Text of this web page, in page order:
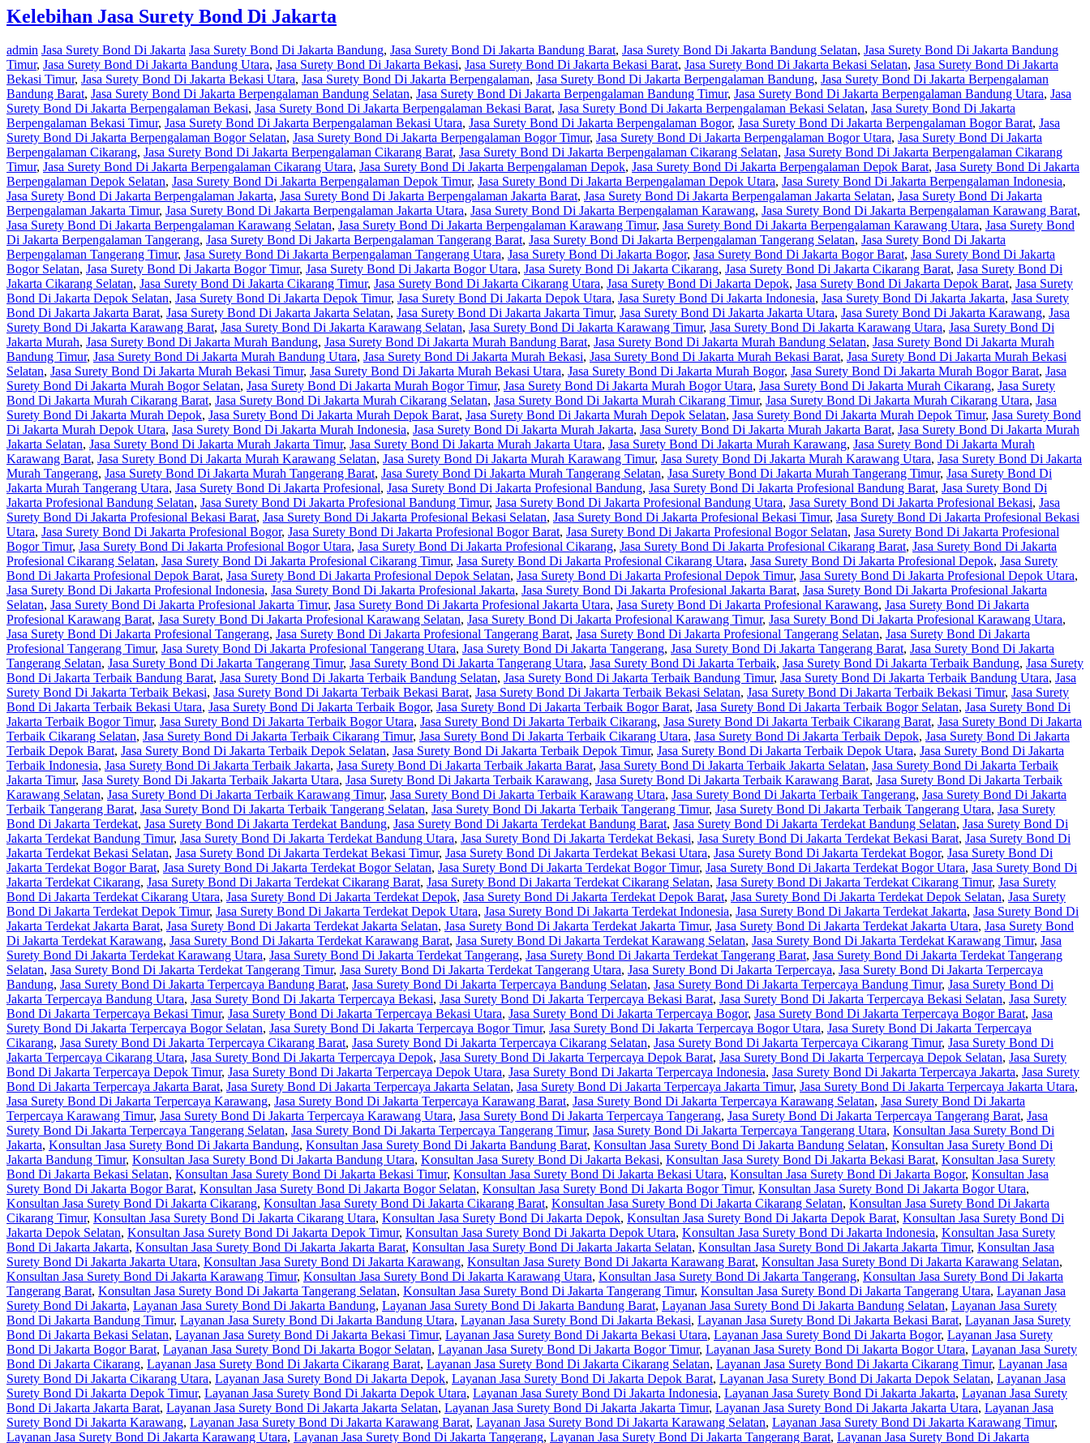
Kelebihan Jasa Surety Bond Di Jakarta
admin Jasa Surety Bond Di Jakarta Jasa Surety Bond Di Jakarta Bandung, Jasa Surety Bond Di Jakarta Bandung Barat, Jasa Surety Bond Di Jakarta Bandung Selatan, Jasa Surety Bond Di Jakarta Bandung
Timur, Jasa Surety Bond Di Jakarta Bandung Utara, Jasa Surety Bond Di Jakarta Bekasi, Jasa Surety Bond Di Jakarta Bekasi Barat, Jasa Surety Bond Di Jakarta Bekasi Selatan, Jasa Surety Bond Di Jakarta
Bekasi Timur, Jasa Surety Bond Di Jakarta Bekasi Utara, Jasa Surety Bond Di Jakarta Berpengalaman, Jasa Surety Bond Di Jakarta Berpengalaman Bandung, Jasa Surety Bond Di Jakarta Berpengalaman
Bandung Barat, Jasa Surety Bond Di Jakarta Berpengalaman Bandung Selatan, Jasa Surety Bond Di Jakarta Berpengalaman Bandung Timur, Jasa Surety Bond Di Jakarta Berpengalaman Bandung Utara, Jasa
Surety Bond Di Jakarta Berpengalaman Bekasi, Jasa Surety Bond Di Jakarta Berpengalaman Bekasi Barat, Jasa Surety Bond Di Jakarta Berpengalaman Bekasi Selatan, Jasa Surety Bond Di Jakarta
Berpengalaman Bekasi Timur, Jasa Surety Bond Di Jakarta Berpengalaman Bekasi Utara, Jasa Surety Bond Di Jakarta Berpengalaman Bogor, Jasa Surety Bond Di Jakarta Berpengalaman Bogor Barat, Jasa
Surety Bond Di Jakarta Berpengalaman Bogor Selatan, Jasa Surety Bond Di Jakarta Berpengalaman Bogor Timur, Jasa Surety Bond Di Jakarta Berpengalaman Bogor Utara, Jasa Surety Bond Di Jakarta
Berpengalaman Cikarang, Jasa Surety Bond Di Jakarta Berpengalaman Cikarang Barat, Jasa Surety Bond Di Jakarta Berpengalaman Cikarang Selatan, Jasa Surety Bond Di Jakarta Berpengalaman Cikarang
Timur, Jasa Surety Bond Di Jakarta Berpengalaman Cikarang Utara, Jasa Surety Bond Di Jakarta Berpengalaman Depok, Jasa Surety Bond Di Jakarta Berpengalaman Depok Barat, Jasa Surety Bond Di Jakarta
Berpengalaman Depok Selatan, Jasa Surety Bond Di Jakarta Berpengalaman Depok Timur, Jasa Surety Bond Di Jakarta Berpengalaman Depok Utara, Jasa Surety Bond Di Jakarta Berpengalaman Indonesia,
Jasa Surety Bond Di Jakarta Berpengalaman Jakarta, Jasa Surety Bond Di Jakarta Berpengalaman Jakarta Barat, Jasa Surety Bond Di Jakarta Berpengalaman Jakarta Selatan, Jasa Surety Bond Di Jakarta
Berpengalaman Jakarta Timur, Jasa Surety Bond Di Jakarta Berpengalaman Jakarta Utara, Jasa Surety Bond Di Jakarta Berpengalaman Karawang, Jasa Surety Bond Di Jakarta Berpengalaman Karawang Barat,
Jasa Surety Bond Di Jakarta Berpengalaman Karawang Selatan, Jasa Surety Bond Di Jakarta Berpengalaman Karawang Timur, Jasa Surety Bond Di Jakarta Berpengalaman Karawang Utara, Jasa Surety Bond
Di Jakarta Berpengalaman Tangerang, Jasa Surety Bond Di Jakarta Berpengalaman Tangerang Barat, Jasa Surety Bond Di Jakarta Berpengalaman Tangerang Selatan, Jasa Surety Bond Di Jakarta
Berpengalaman Tangerang Timur, Jasa Surety Bond Di Jakarta Berpengalaman Tangerang Utara, Jasa Surety Bond Di Jakarta Bogor, Jasa Surety Bond Di Jakarta Bogor Barat, Jasa Surety Bond Di Jakarta
Bogor Selatan, Jasa Surety Bond Di Jakarta Bogor Timur, Jasa Surety Bond Di Jakarta Bogor Utara, Jasa Surety Bond Di Jakarta Cikarang, Jasa Surety Bond Di Jakarta Cikarang Barat, Jasa Surety Bond Di
Jakarta Cikarang Selatan, Jasa Surety Bond Di Jakarta Cikarang Timur, Jasa Surety Bond Di Jakarta Cikarang Utara, Jasa Surety Bond Di Jakarta Depok, Jasa Surety Bond Di Jakarta Depok Barat, Jasa Surety
Bond Di Jakarta Depok Selatan, Jasa Surety Bond Di Jakarta Depok Timur, Jasa Surety Bond Di Jakarta Depok Utara, Jasa Surety Bond Di Jakarta Indonesia, Jasa Surety Bond Di Jakarta Jakarta, Jasa Surety
Bond Di Jakarta Jakarta Barat, Jasa Surety Bond Di Jakarta Jakarta Selatan, Jasa Surety Bond Di Jakarta Jakarta Timur, Jasa Surety Bond Di Jakarta Jakarta Utara, Jasa Surety Bond Di Jakarta Karawang, Jasa
Surety Bond Di Jakarta Karawang Barat, Jasa Surety Bond Di Jakarta Karawang Selatan, Jasa Surety Bond Di Jakarta Karawang Timur, Jasa Surety Bond Di Jakarta Karawang Utara, Jasa Surety Bond Di
Jakarta Murah, Jasa Surety Bond Di Jakarta Murah Bandung, Jasa Surety Bond Di Jakarta Murah Bandung Barat, Jasa Surety Bond Di Jakarta Murah Bandung Selatan, Jasa Surety Bond Di Jakarta Murah
Bandung Timur, Jasa Surety Bond Di Jakarta Murah Bandung Utara, Jasa Surety Bond Di Jakarta Murah Bekasi, Jasa Surety Bond Di Jakarta Murah Bekasi Barat, Jasa Surety Bond Di Jakarta Murah Bekasi
Selatan, Jasa Surety Bond Di Jakarta Murah Bekasi Timur, Jasa Surety Bond Di Jakarta Murah Bekasi Utara, Jasa Surety Bond Di Jakarta Murah Bogor, Jasa Surety Bond Di Jakarta Murah Bogor Barat, Jasa
Surety Bond Di Jakarta Murah Bogor Selatan, Jasa Surety Bond Di Jakarta Murah Bogor Timur, Jasa Surety Bond Di Jakarta Murah Bogor Utara, Jasa Surety Bond Di Jakarta Murah Cikarang, Jasa Surety
Bond Di Jakarta Murah Cikarang Barat, Jasa Surety Bond Di Jakarta Murah Cikarang Selatan, Jasa Surety Bond Di Jakarta Murah Cikarang Timur, Jasa Surety Bond Di Jakarta Murah Cikarang Utara, Jasa
Surety Bond Di Jakarta Murah Depok, Jasa Surety Bond Di Jakarta Murah Depok Barat, Jasa Surety Bond Di Jakarta Murah Depok Selatan, Jasa Surety Bond Di Jakarta Murah Depok Timur, Jasa Surety Bond
Di Jakarta Murah Depok Utara, Jasa Surety Bond Di Jakarta Murah Indonesia, Jasa Surety Bond Di Jakarta Murah Jakarta, Jasa Surety Bond Di Jakarta Murah Jakarta Barat, Jasa Surety Bond Di Jakarta Murah
Jakarta Selatan, Jasa Surety Bond Di Jakarta Murah Jakarta Timur, Jasa Surety Bond Di Jakarta Murah Jakarta Utara, Jasa Surety Bond Di Jakarta Murah Karawang, Jasa Surety Bond Di Jakarta Murah
Karawang Barat, Jasa Surety Bond Di Jakarta Murah Karawang Selatan, Jasa Surety Bond Di Jakarta Murah Karawang Timur, Jasa Surety Bond Di Jakarta Murah Karawang Utara, Jasa Surety Bond Di Jakarta
Murah Tangerang, Jasa Surety Bond Di Jakarta Murah Tangerang Barat, Jasa Surety Bond Di Jakarta Murah Tangerang Selatan, Jasa Surety Bond Di Jakarta Murah Tangerang Timur, Jasa Surety Bond Di
Jakarta Murah Tangerang Utara, Jasa Surety Bond Di Jakarta Profesional, Jasa Surety Bond Di Jakarta Profesional Bandung, Jasa Surety Bond Di Jakarta Profesional Bandung Barat, Jasa Surety Bond Di
Jakarta Profesional Bandung Selatan, Jasa Surety Bond Di Jakarta Profesional Bandung Timur, Jasa Surety Bond Di Jakarta Profesional Bandung Utara, Jasa Surety Bond Di Jakarta Profesional Bekasi, Jasa
Surety Bond Di Jakarta Profesional Bekasi Barat, Jasa Surety Bond Di Jakarta Profesional Bekasi Selatan, Jasa Surety Bond Di Jakarta Profesional Bekasi Timur, Jasa Surety Bond Di Jakarta Profesional Bekasi
Utara, Jasa Surety Bond Di Jakarta Profesional Bogor, Jasa Surety Bond Di Jakarta Profesional Bogor Barat, Jasa Surety Bond Di Jakarta Profesional Bogor Selatan, Jasa Surety Bond Di Jakarta Profesional
Bogor Timur, Jasa Surety Bond Di Jakarta Profesional Bogor Utara, Jasa Surety Bond Di Jakarta Profesional Cikarang, Jasa Surety Bond Di Jakarta Profesional Cikarang Barat, Jasa Surety Bond Di Jakarta
Profesional Cikarang Selatan, Jasa Surety Bond Di Jakarta Profesional Cikarang Timur, Jasa Surety Bond Di Jakarta Profesional Cikarang Utara, Jasa Surety Bond Di Jakarta Profesional Depok, Jasa Surety
Bond Di Jakarta Profesional Depok Barat, Jasa Surety Bond Di Jakarta Profesional Depok Selatan, Jasa Surety Bond Di Jakarta Profesional Depok Timur, Jasa Surety Bond Di Jakarta Profesional Depok Utara,
Jasa Surety Bond Di Jakarta Profesional Indonesia, Jasa Surety Bond Di Jakarta Profesional Jakarta, Jasa Surety Bond Di Jakarta Profesional Jakarta Barat, Jasa Surety Bond Di Jakarta Profesional Jakarta
Selatan, Jasa Surety Bond Di Jakarta Profesional Jakarta Timur, Jasa Surety Bond Di Jakarta Profesional Jakarta Utara, Jasa Surety Bond Di Jakarta Profesional Karawang, Jasa Surety Bond Di Jakarta
Profesional Karawang Barat, Jasa Surety Bond Di Jakarta Profesional Karawang Selatan, Jasa Surety Bond Di Jakarta Profesional Karawang Timur, Jasa Surety Bond Di Jakarta Profesional Karawang Utara,
Jasa Surety Bond Di Jakarta Profesional Tangerang, Jasa Surety Bond Di Jakarta Profesional Tangerang Barat, Jasa Surety Bond Di Jakarta Profesional Tangerang Selatan, Jasa Surety Bond Di Jakarta
Profesional Tangerang Timur, Jasa Surety Bond Di Jakarta Profesional Tangerang Utara, Jasa Surety Bond Di Jakarta Tangerang, Jasa Surety Bond Di Jakarta Tangerang Barat, Jasa Surety Bond Di Jakarta
Tangerang Selatan, Jasa Surety Bond Di Jakarta Tangerang Timur, Jasa Surety Bond Di Jakarta Tangerang Utara, Jasa Surety Bond Di Jakarta Terbaik, Jasa Surety Bond Di Jakarta Terbaik Bandung, Jasa Surety
Bond Di Jakarta Terbaik Bandung Barat, Jasa Surety Bond Di Jakarta Terbaik Bandung Selatan, Jasa Surety Bond Di Jakarta Terbaik Bandung Timur, Jasa Surety Bond Di Jakarta Terbaik Bandung Utara, Jasa
Surety Bond Di Jakarta Terbaik Bekasi, Jasa Surety Bond Di Jakarta Terbaik Bekasi Barat, Jasa Surety Bond Di Jakarta Terbaik Bekasi Selatan, Jasa Surety Bond Di Jakarta Terbaik Bekasi Timur, Jasa Surety
Bond Di Jakarta Terbaik Bekasi Utara, Jasa Surety Bond Di Jakarta Terbaik Bogor, Jasa Surety Bond Di Jakarta Terbaik Bogor Barat, Jasa Surety Bond Di Jakarta Terbaik Bogor Selatan, Jasa Surety Bond Di
Jakarta Terbaik Bogor Timur, Jasa Surety Bond Di Jakarta Terbaik Bogor Utara, Jasa Surety Bond Di Jakarta Terbaik Cikarang, Jasa Surety Bond Di Jakarta Terbaik Cikarang Barat, Jasa Surety Bond Di Jakarta
Terbaik Cikarang Selatan, Jasa Surety Bond Di Jakarta Terbaik Cikarang Timur, Jasa Surety Bond Di Jakarta Terbaik Cikarang Utara, Jasa Surety Bond Di Jakarta Terbaik Depok, Jasa Surety Bond Di Jakarta
Terbaik Depok Barat, Jasa Surety Bond Di Jakarta Terbaik Depok Selatan, Jasa Surety Bond Di Jakarta Terbaik Depok Timur, Jasa Surety Bond Di Jakarta Terbaik Depok Utara, Jasa Surety Bond Di Jakarta
Terbaik Indonesia, Jasa Surety Bond Di Jakarta Terbaik Jakarta, Jasa Surety Bond Di Jakarta Terbaik Jakarta Barat, Jasa Surety Bond Di Jakarta Terbaik Jakarta Selatan, Jasa Surety Bond Di Jakarta Terbaik
Jakarta Timur, Jasa Surety Bond Di Jakarta Terbaik Jakarta Utara, Jasa Surety Bond Di Jakarta Terbaik Karawang, Jasa Surety Bond Di Jakarta Terbaik Karawang Barat, Jasa Surety Bond Di Jakarta Terbaik
Karawang Selatan, Jasa Surety Bond Di Jakarta Terbaik Karawang Timur, Jasa Surety Bond Di Jakarta Terbaik Karawang Utara, Jasa Surety Bond Di Jakarta Terbaik Tangerang, Jasa Surety Bond Di Jakarta
Terbaik Tangerang Barat, Jasa Surety Bond Di Jakarta Terbaik Tangerang Selatan, Jasa Surety Bond Di Jakarta Terbaik Tangerang Timur, Jasa Surety Bond Di Jakarta Terbaik Tangerang Utara, Jasa Surety
Bond Di Jakarta Terdekat, Jasa Surety Bond Di Jakarta Terdekat Bandung, Jasa Surety Bond Di Jakarta Terdekat Bandung Barat, Jasa Surety Bond Di Jakarta Terdekat Bandung Selatan, Jasa Surety Bond Di
Jakarta Terdekat Bandung Timur, Jasa Surety Bond Di Jakarta Terdekat Bandung Utara, Jasa Surety Bond Di Jakarta Terdekat Bekasi, Jasa Surety Bond Di Jakarta Terdekat Bekasi Barat, Jasa Surety Bond Di
Jakarta Terdekat Bekasi Selatan, Jasa Surety Bond Di Jakarta Terdekat Bekasi Timur, Jasa Surety Bond Di Jakarta Terdekat Bekasi Utara, Jasa Surety Bond Di Jakarta Terdekat Bogor, Jasa Surety Bond Di
Jakarta Terdekat Bogor Barat, Jasa Surety Bond Di Jakarta Terdekat Bogor Selatan, Jasa Surety Bond Di Jakarta Terdekat Bogor Timur, Jasa Surety Bond Di Jakarta Terdekat Bogor Utara, Jasa Surety Bond Di
Jakarta Terdekat Cikarang, Jasa Surety Bond Di Jakarta Terdekat Cikarang Barat, Jasa Surety Bond Di Jakarta Terdekat Cikarang Selatan, Jasa Surety Bond Di Jakarta Terdekat Cikarang Timur, Jasa Surety
Bond Di Jakarta Terdekat Cikarang Utara, Jasa Surety Bond Di Jakarta Terdekat Depok, Jasa Surety Bond Di Jakarta Terdekat Depok Barat, Jasa Surety Bond Di Jakarta Terdekat Depok Selatan, Jasa Surety
Bond Di Jakarta Terdekat Depok Timur, Jasa Surety Bond Di Jakarta Terdekat Depok Utara, Jasa Surety Bond Di Jakarta Terdekat Indonesia, Jasa Surety Bond Di Jakarta Terdekat Jakarta, Jasa Surety Bond Di
Jakarta Terdekat Jakarta Barat, Jasa Surety Bond Di Jakarta Terdekat Jakarta Selatan, Jasa Surety Bond Di Jakarta Terdekat Jakarta Timur, Jasa Surety Bond Di Jakarta Terdekat Jakarta Utara, Jasa Surety Bond
Di Jakarta Terdekat Karawang, Jasa Surety Bond Di Jakarta Terdekat Karawang Barat, Jasa Surety Bond Di Jakarta Terdekat Karawang Selatan, Jasa Surety Bond Di Jakarta Terdekat Karawang Timur, Jasa
Surety Bond Di Jakarta Terdekat Karawang Utara, Jasa Surety Bond Di Jakarta Terdekat Tangerang, Jasa Surety Bond Di Jakarta Terdekat Tangerang Barat, Jasa Surety Bond Di Jakarta Terdekat Tangerang
Selatan, Jasa Surety Bond Di Jakarta Terdekat Tangerang Timur, Jasa Surety Bond Di Jakarta Terdekat Tangerang Utara, Jasa Surety Bond Di Jakarta Terpercaya, Jasa Surety Bond Di Jakarta Terpercaya
Bandung, Jasa Surety Bond Di Jakarta Terpercaya Bandung Barat, Jasa Surety Bond Di Jakarta Terpercaya Bandung Selatan, Jasa Surety Bond Di Jakarta Terpercaya Bandung Timur, Jasa Surety Bond Di
Jakarta Terpercaya Bandung Utara, Jasa Surety Bond Di Jakarta Terpercaya Bekasi, Jasa Surety Bond Di Jakarta Terpercaya Bekasi Barat, Jasa Surety Bond Di Jakarta Terpercaya Bekasi Selatan, Jasa Surety
Bond Di Jakarta Terpercaya Bekasi Timur, Jasa Surety Bond Di Jakarta Terpercaya Bekasi Utara, Jasa Surety Bond Di Jakarta Terpercaya Bogor, Jasa Surety Bond Di Jakarta Terpercaya Bogor Barat, Jasa
Surety Bond Di Jakarta Terpercaya Bogor Selatan, Jasa Surety Bond Di Jakarta Terpercaya Bogor Timur, Jasa Surety Bond Di Jakarta Terpercaya Bogor Utara, Jasa Surety Bond Di Jakarta Terpercaya
Cikarang, Jasa Surety Bond Di Jakarta Terpercaya Cikarang Barat, Jasa Surety Bond Di Jakarta Terpercaya Cikarang Selatan, Jasa Surety Bond Di Jakarta Terpercaya Cikarang Timur, Jasa Surety Bond Di
Jakarta Terpercaya Cikarang Utara, Jasa Surety Bond Di Jakarta Terpercaya Depok, Jasa Surety Bond Di Jakarta Terpercaya Depok Barat, Jasa Surety Bond Di Jakarta Terpercaya Depok Selatan, Jasa Surety
Bond Di Jakarta Terpercaya Depok Timur, Jasa Surety Bond Di Jakarta Terpercaya Depok Utara, Jasa Surety Bond Di Jakarta Terpercaya Indonesia, Jasa Surety Bond Di Jakarta Terpercaya Jakarta, Jasa Surety
Bond Di Jakarta Terpercaya Jakarta Barat, Jasa Surety Bond Di Jakarta Terpercaya Jakarta Selatan, Jasa Surety Bond Di Jakarta Terpercaya Jakarta Timur, Jasa Surety Bond Di Jakarta Terpercaya Jakarta Utara,
Jasa Surety Bond Di Jakarta Terpercaya Karawang, Jasa Surety Bond Di Jakarta Terpercaya Karawang Barat, Jasa Surety Bond Di Jakarta Terpercaya Karawang Selatan, Jasa Surety Bond Di Jakarta
Terpercaya Karawang Timur, Jasa Surety Bond Di Jakarta Terpercaya Karawang Utara, Jasa Surety Bond Di Jakarta Terpercaya Tangerang, Jasa Surety Bond Di Jakarta Terpercaya Tangerang Barat, Jasa
Surety Bond Di Jakarta Terpercaya Tangerang Selatan, Jasa Surety Bond Di Jakarta Terpercaya Tangerang Timur, Jasa Surety Bond Di Jakarta Terpercaya Tangerang Utara, Konsultan Jasa Surety Bond Di
Jakarta, Konsultan Jasa Surety Bond Di Jakarta Bandung, Konsultan Jasa Surety Bond Di Jakarta Bandung Barat, Konsultan Jasa Surety Bond Di Jakarta Bandung Selatan, Konsultan Jasa Surety Bond Di
Jakarta Bandung Timur, Konsultan Jasa Surety Bond Di Jakarta Bandung Utara, Konsultan Jasa Surety Bond Di Jakarta Bekasi, Konsultan Jasa Surety Bond Di Jakarta Bekasi Barat, Konsultan Jasa Surety
Bond Di Jakarta Bekasi Selatan, Konsultan Jasa Surety Bond Di Jakarta Bekasi Timur, Konsultan Jasa Surety Bond Di Jakarta Bekasi Utara, Konsultan Jasa Surety Bond Di Jakarta Bogor, Konsultan Jasa
Surety Bond Di Jakarta Bogor Barat, Konsultan Jasa Surety Bond Di Jakarta Bogor Selatan, Konsultan Jasa Surety Bond Di Jakarta Bogor Timur, Konsultan Jasa Surety Bond Di Jakarta Bogor Utara,
Konsultan Jasa Surety Bond Di Jakarta Cikarang, Konsultan Jasa Surety Bond Di Jakarta Cikarang Barat, Konsultan Jasa Surety Bond Di Jakarta Cikarang Selatan, Konsultan Jasa Surety Bond Di Jakarta
Cikarang Timur, Konsultan Jasa Surety Bond Di Jakarta Cikarang Utara, Konsultan Jasa Surety Bond Di Jakarta Depok, Konsultan Jasa Surety Bond Di Jakarta Depok Barat, Konsultan Jasa Surety Bond Di
Jakarta Depok Selatan, Konsultan Jasa Surety Bond Di Jakarta Depok Timur, Konsultan Jasa Surety Bond Di Jakarta Depok Utara, Konsultan Jasa Surety Bond Di Jakarta Indonesia, Konsultan Jasa Surety
Bond Di Jakarta Jakarta, Konsultan Jasa Surety Bond Di Jakarta Jakarta Barat, Konsultan Jasa Surety Bond Di Jakarta Jakarta Selatan, Konsultan Jasa Surety Bond Di Jakarta Jakarta Timur, Konsultan Jasa
Surety Bond Di Jakarta Jakarta Utara, Konsultan Jasa Surety Bond Di Jakarta Karawang, Konsultan Jasa Surety Bond Di Jakarta Karawang Barat, Konsultan Jasa Surety Bond Di Jakarta Karawang Selatan,
Konsultan Jasa Surety Bond Di Jakarta Karawang Timur, Konsultan Jasa Surety Bond Di Jakarta Karawang Utara, Konsultan Jasa Surety Bond Di Jakarta Tangerang, Konsultan Jasa Surety Bond Di Jakarta
Tangerang Barat, Konsultan Jasa Surety Bond Di Jakarta Tangerang Selatan, Konsultan Jasa Surety Bond Di Jakarta Tangerang Timur, Konsultan Jasa Surety Bond Di Jakarta Tangerang Utara, Layanan Jasa
Surety Bond Di Jakarta, Layanan Jasa Surety Bond Di Jakarta Bandung, Layanan Jasa Surety Bond Di Jakarta Bandung Barat, Layanan Jasa Surety Bond Di Jakarta Bandung Selatan, Layanan Jasa Surety
Bond Di Jakarta Bandung Timur, Layanan Jasa Surety Bond Di Jakarta Bandung Utara, Layanan Jasa Surety Bond Di Jakarta Bekasi, Layanan Jasa Surety Bond Di Jakarta Bekasi Barat, Layanan Jasa Surety
Bond Di Jakarta Bekasi Selatan, Layanan Jasa Surety Bond Di Jakarta Bekasi Timur, Layanan Jasa Surety Bond Di Jakarta Bekasi Utara, Layanan Jasa Surety Bond Di Jakarta Bogor, Layanan Jasa Surety
Bond Di Jakarta Bogor Barat, Layanan Jasa Surety Bond Di Jakarta Bogor Selatan, Layanan Jasa Surety Bond Di Jakarta Bogor Timur, Layanan Jasa Surety Bond Di Jakarta Bogor Utara, Layanan Jasa Surety
Bond Di Jakarta Cikarang, Layanan Jasa Surety Bond Di Jakarta Cikarang Barat, Layanan Jasa Surety Bond Di Jakarta Cikarang Selatan, Layanan Jasa Surety Bond Di Jakarta Cikarang Timur, Layanan Jasa
Surety Bond Di Jakarta Cikarang Utara, Layanan Jasa Surety Bond Di Jakarta Depok, Layanan Jasa Surety Bond Di Jakarta Depok Barat, Layanan Jasa Surety Bond Di Jakarta Depok Selatan, Layanan Jasa
Surety Bond Di Jakarta Depok Timur, Layanan Jasa Surety Bond Di Jakarta Depok Utara, Layanan Jasa Surety Bond Di Jakarta Indonesia, Layanan Jasa Surety Bond Di Jakarta Jakarta, Layanan Jasa Surety
Bond Di Jakarta Jakarta Barat, Layanan Jasa Surety Bond Di Jakarta Jakarta Selatan, Layanan Jasa Surety Bond Di Jakarta Jakarta Timur, Layanan Jasa Surety Bond Di Jakarta Jakarta Utara, Layanan Jasa
Surety Bond Di Jakarta Karawang, Layanan Jasa Surety Bond Di Jakarta Karawang Barat, Layanan Jasa Surety Bond Di Jakarta Karawang Selatan, Layanan Jasa Surety Bond Di Jakarta Karawang Timur,
Layanan Jasa Surety Bond Di Jakarta Karawang Utara, Layanan Jasa Surety Bond Di Jakarta Tangerang, Layanan Jasa Surety Bond Di Jakarta Tangerang Barat, Layanan Jasa Surety Bond Di Jakarta